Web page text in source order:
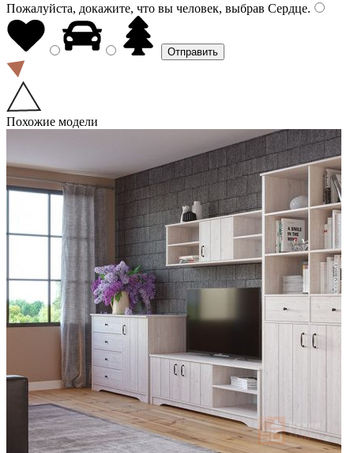
Пожалуйста, докажите, что вы человек, выбрав Сердце.
Похожие модели